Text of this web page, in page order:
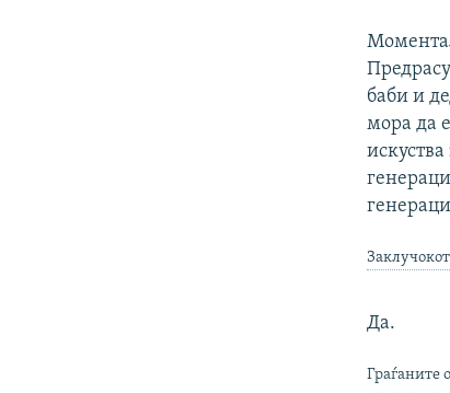
баби и
мора да
Да.
Граѓаните